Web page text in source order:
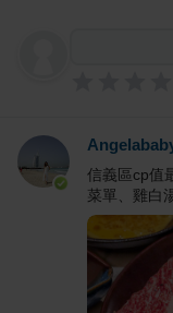
信義區cp值
菜單、雞白